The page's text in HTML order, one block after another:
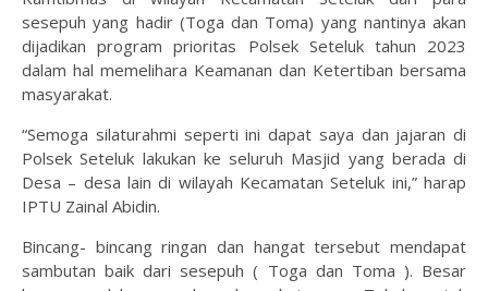
sesepuh yang hadir (Toga dan Toma) yang nantinya akan
dijadikan program prioritas Polsek Seteluk tahun 2023
dalam hal memelihara Keamanan dan Ketertiban bersama
masyarakat.
“Semoga silaturahmi seperti ini dapat saya dan jajaran di
Polsek Seteluk lakukan ke seluruh Masjid yang berada di
Desa – desa lain di wilayah Kecamatan Seteluk ini,” harap
IPTU Zainal Abidin.
Bincang- bincang ringan dan hangat tersebut mendapat
sambutan baik dari sesepuh ( Toga dan Toma ). Besar